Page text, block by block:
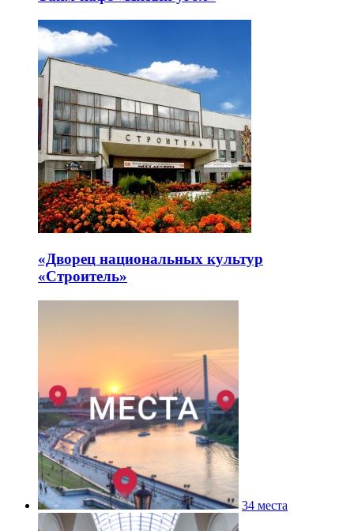
«Дворец национальных культур
«Строитель»
34 места